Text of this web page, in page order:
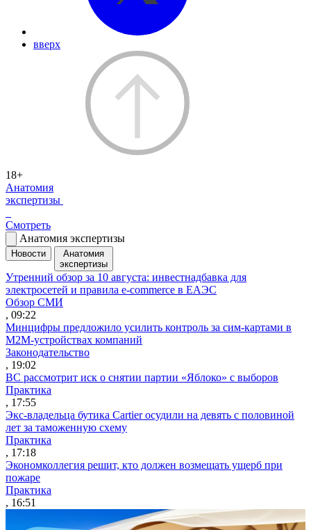
вверх
18+
Анатомия
экспертизы
Смотреть
Анатомия экспертизы
Новости
Анатомия
экспертизы
Утренний обзор за 10 августа: инвестнадбавка для
электросетей и правила e-commerce в ЕАЭС
Обзор СМИ
, 09:22
Минцифры предложило усилить контроль за сим-картами в
M2M-устройствах компаний
Законодательство
, 19:02
ВС рассмотрит иск о снятии партии «Яблоко» с выборов
Практика
, 17:55
Экс-владельца бутика Cartier осудили на девять с половиной
лет за таможенную схему
Практика
, 17:18
Экономколлегия решит, кто должен возмещать ущерб при
пожаре
Практика
, 16:51